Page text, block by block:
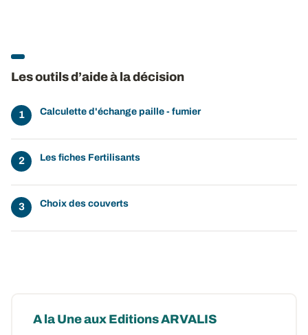
Les outils d’aide à la décision
Calculette d'échange paille - fumier
Les fiches Fertilisants
Choix des couverts
A la Une aux Editions ARVALIS